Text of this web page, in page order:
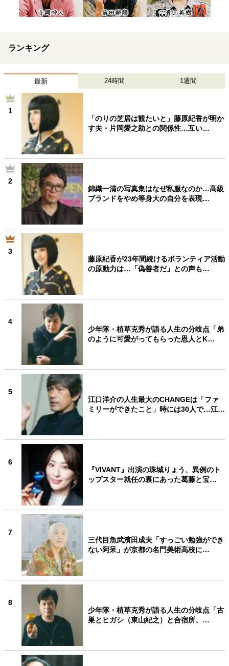
ランキング
最新 24時間 1週間
1
「のりの芝居は観たいと」藤原紀香が明か
す夫・片岡愛之助との関係性…互い…
2
錦織一清の写真集はなぜ私服なのか…高級
ブランドをやめ等身大の自分を表現…
3
藤原紀香が23年間続けるボランティア活動
の原動力は…「偽善者だ」との声も…
4
少年隊・植草克秀が語る人生の分岐点「弟
のように可愛がってもらった恩人とK…
5
江口洋介の人生最大のCHANGEは「ファ
ミリーができたこと」時には30人で…江…
6
『VIVANT』出演の珠城りょう、異例のト
ップスター就任の裏にあった葛藤と宝…
7
三代目魚武濱田成夫「すっごい勉強ができ
ない阿呆」が京都の名門美術高校に…
8
少年隊・植草克秀が語る人生の分岐点「古
巣とヒガシ（東山紀之）と合宿所、…